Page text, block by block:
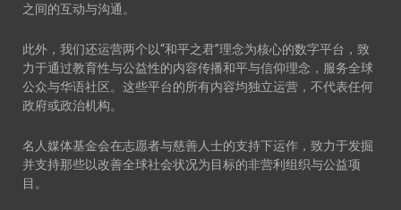
之间的互动与沟通。
此外，我们还运营两个以“和平之君”理念为核心的数字平台，致
力于通过教育性与公益性的内容传播和平与信仰理念，服务全球
公众与华语社区。这些平台的所有内容均独立运营，不代表任何
政府或政治机构。
名人媒体基金会在志愿者与慈善人士的支持下运作，致力于发掘
并支持那些以改善全球社会状况为目标的非营利组织与公益项
目。